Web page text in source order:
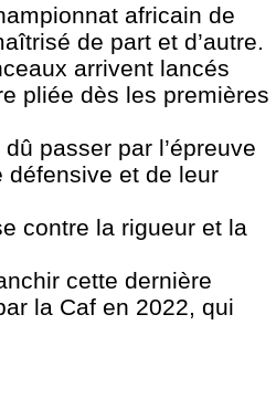
africain de
de part et d’autre.
arrivent lancés
pliée dès les premières
passer par l’épreuve
défensive et de leur
contre la rigueur et la
cette dernière
la Caf en 2022, qui